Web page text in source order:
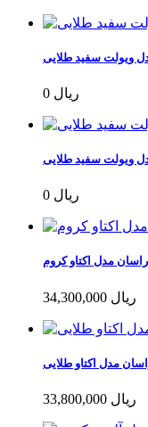
ویولت سفید طلایی
0 ریال
ویولت سفید طلایی
0 ریال
مدل اکتاو کروم
34,300,000 ریال
مدل اکتاو طلایی
33,800,000 ریال